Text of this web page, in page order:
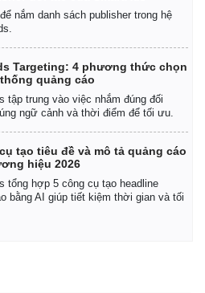
nắm danh sách publisher trong hệ
Targeting: 4 phương thức chọn
quảng cáo
tập trung vào việc nhắm đúng đối
ngữ cảnh và thời điểm để tối ưu.
tạo tiêu đề và mô tả quảng cáo
hiệu 2026
tổng hợp 5 công cụ tạo headline
bằng AI giúp tiết kiệm thời gian và tối